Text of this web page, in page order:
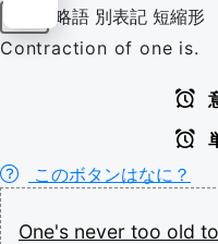
略語 別表記 短縮形
Contraction of one is.
このボタンはなに？
One's never too old to